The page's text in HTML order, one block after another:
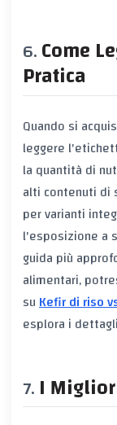
Come
Pratica
Quando si
leggere
la quantità di
alti contenuti di
per varianti
l'esposizione a
guida più
alimentari,
suKefir di riso
esplora i
I